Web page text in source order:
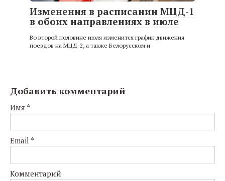
Изменения в расписании МЦД-1
в обоих направлениях в июле
Во второй половине июля изменится график движения
поездов на МЦД-2, а также Белорусском и
Добавить комментарий
Имя *
Email *
Комментарий